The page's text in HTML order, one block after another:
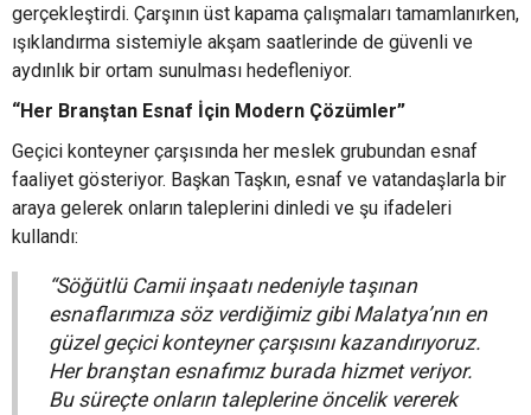
gerçekleştirdi. Çarşının üst kapama çalışmaları tamamlanırken,
ışıklandırma sistemiyle akşam saatlerinde de güvenli ve
aydınlık bir ortam sunulması hedefleniyor.
“Her Branştan Esnaf İçin Modern Çözümler”
Geçici konteyner çarşısında her meslek grubundan esnaf
faaliyet gösteriyor. Başkan Taşkın, esnaf ve vatandaşlarla bir
araya gelerek onların taleplerini dinledi ve şu ifadeleri
kullandı:
“Söğütlü Camii inşaatı nedeniyle taşınan
esnaflarımıza söz verdiğimiz gibi Malatya’nın en
güzel geçici konteyner çarşısını kazandırıyoruz.
Her branştan esnafımız burada hizmet veriyor.
Bu süreçte onların taleplerine öncelik vererek